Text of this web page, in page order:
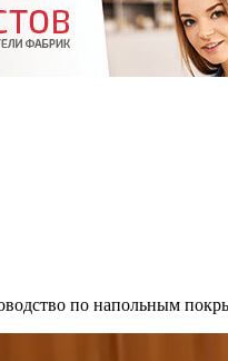
по напольным